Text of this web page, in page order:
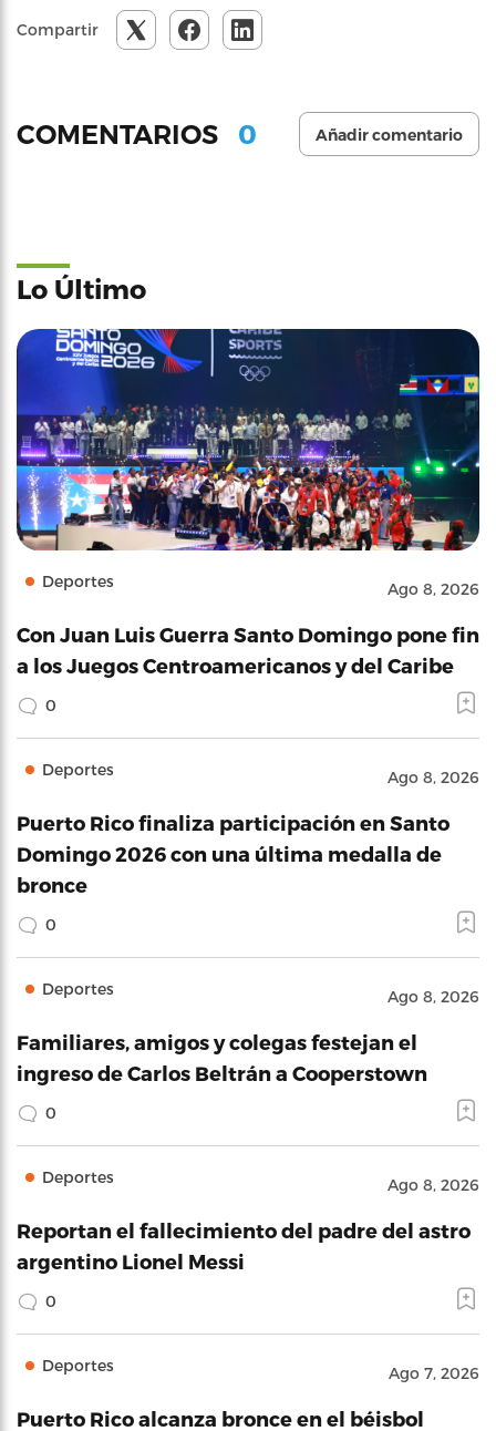
Compartir
COMENTARIOS 0 Añadir comentario
Lo Último
Deportes Ago 8, 2026
Con Juan Luis Guerra Santo Domingo pone fin
a los Juegos Centroamericanos y del Caribe
0
Deportes Ago 8, 2026
Puerto Rico finaliza participación en Santo
Domingo 2026 con una última medalla de
bronce
0
Deportes Ago 8, 2026
Familiares, amigos y colegas festejan el
ingreso de Carlos Beltrán a Cooperstown
0
Deportes Ago 8, 2026
Reportan el fallecimiento del padre del astro
argentino Lionel Messi
0
Deportes Ago 7, 2026
Puerto Rico alcanza bronce en el béisbol